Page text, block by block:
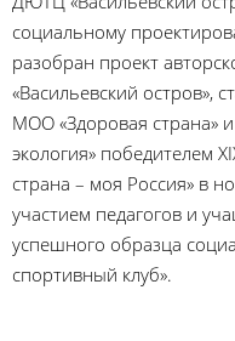
социальному
разобран проект
«Васильевский остров»,
МОО «Здоровая страна»
экология» победителем
страна – моя Россия» в
участием педагогов и
успешного образца
спортивный клуб».